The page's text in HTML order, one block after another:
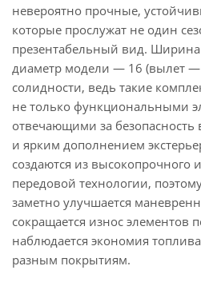
невероятно прочные,
которые прослужат не один
презентабельный вид. Ширина
диаметр модели — 16 (вылет —
солидности, ведь такие
не только функциональными
отвечающими за
и ярким дополнением
создаются из высокопрочного
передовой технологии,
заметно улучшается
сокращается износ элементов
наблюдается экономия
разным покрытиям.